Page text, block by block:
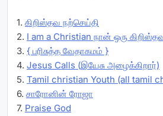
1. கிறிஸ்தவ நற்செய்தி
2. I am a Christian நான் ஒரு
3. { பரிசுத்த வேதாகமம் }
4. Jesus Calls (இயேசு அழைக்கிறார்)
5. Tamil christian Youth (all tamil
6. சாரோனின் ரோஜா
7. Praise God